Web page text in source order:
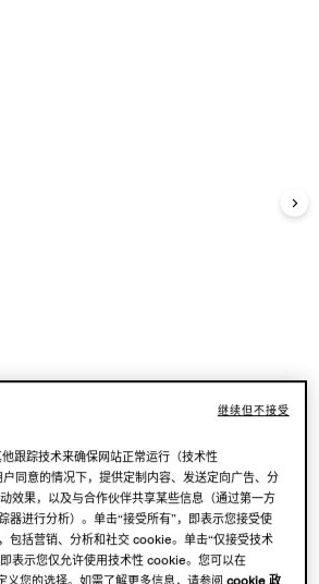
跟踪技术来确保网站正常运行（技术性
同意的情况下，提供定制内容、发送定向广告、分
效果，以及与合作伙伴共享某些信息（通过第一方
器进行分析）。单击“接受所有”，即表示您接受使
包括营销、分析和社交 cookie。单击“仅接受技术
表示您仅允许使用技术性 cookie。您可以在
继续但不接受